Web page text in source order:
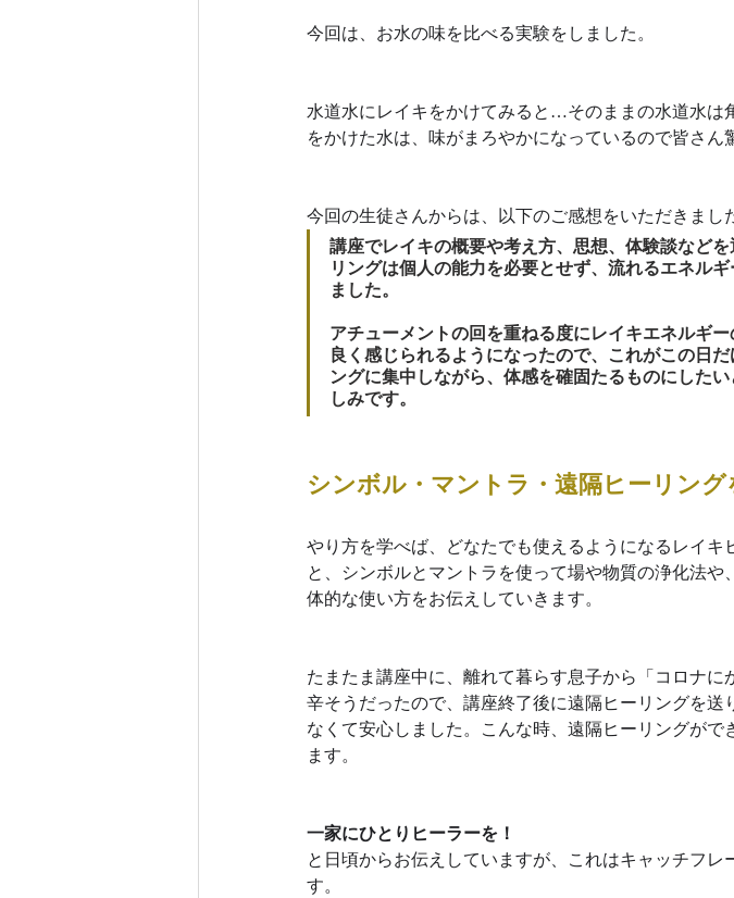
今回は、お水の味を比べる実験をしました。
水道水にレイキをかけてみると…そのままの水道水は
をかけた水は、味がまろやかになっているので皆さん
今回の生徒さんからは、以下のご感想をいただきまし
講座でレイキの概要や考え方、思想、体験談など
リングは個人の能力を必要とせず、流れるエネル
ました。
アチューメントの回を重ねる度にレイキエネルギ
良く感じられるようになったので、これがこの日
ングに集中しながら、体感を確固たるものにした
しみです。
シンボル・マントラ・遠隔ヒーリン
やり方を学べば、どなたでも使えるようになるレイキ
と、シンボルとマントラを使って場や物質の浄化法
体的な使い方をお伝えしていきます。
たまたま講座中に、離れて暮らす息子から「コロナ
辛そうだったので、講座終了後に遠隔ヒーリングを
なくて安心しました。こんな時、遠隔ヒーリングが
ます。
一家にひとりヒーラーを！
と日頃からお伝えしていますが、これはキャッチフ
す。